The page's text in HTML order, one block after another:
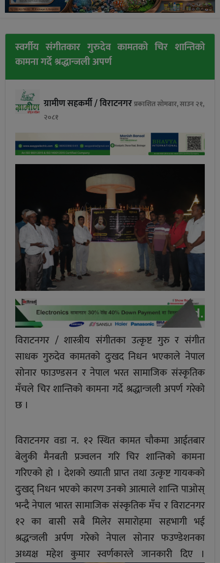
स्वर्गीय संगीतकार गुरुदेव कामतको चिर शान्तिको
कामना गर्दे श्रद्धान्जली अपर्ण
ग्रामीण सहकर्मी / विराटनगरप्रकाशित सोमबार, साउन २१,
२०८१
विराटनगर / शास्त्रीय संगीतका उत्कृष्ट गुरु र संगीत
साधक गुरुदेव कामतको दुःखद निधन भएकाले नेपाल
सोनार फाउण्डसन र नेपाल भरत सामाजिक संस्कृतिक
मँचले चिर शान्तिको कामना गर्दे श्रद्धान्जली अपर्ण गरेको
छ ।
विराटनगर वडा न. १२ स्थित कामत चौकमा आईतबार
बेलुकी मैनबती प्रज्वलन गरि चिर शान्तिको कामना
गरिएको हो । देशको ख्याती प्राप्त तथा उत्कृष्ट गायकको
दुःखद् निधन भएको कारण उनको आत्माले शान्ति पाओस्
भन्दै नेपाल भारत सामाजिक संस्कृतिक मँच र विराटनगर
१२ का बासी सबै मिलेर समारोहमा सहभागी भई
श्रद्धन्जली अर्पण गरेको नेपाल सोनार फउण्डेशनका
अध्यक्ष महेश कुमार स्वर्णकारले जानकारी दिए ।